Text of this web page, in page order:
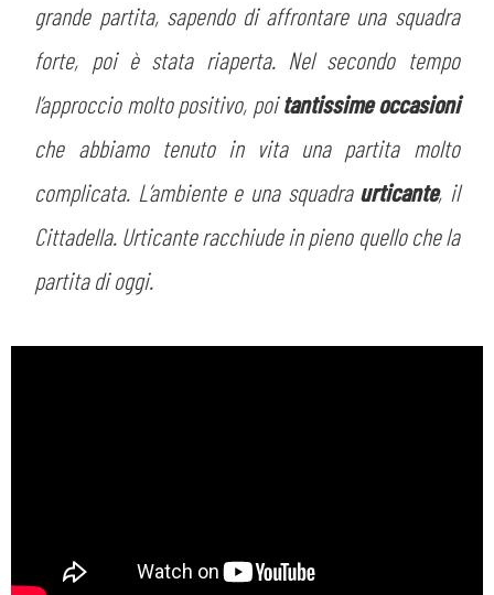
MUSEO
SLO
LAVORA CON NOI
INFORMATIVA FINANZIARIA
CSR
ACADEMY
LEGENDS
grande partita, sapendo di affrontare una squadra
forte, poi è stata riaperta. Nel secondo tempo
l’approccio molto positivo, poitantissime occasioni
che abbiamo tenuto in vita una partita molto
complicata. L’ambiente e una squadra urticante, il
Cittadella. Urticante racchiude in pieno quello che la
partita di oggi.